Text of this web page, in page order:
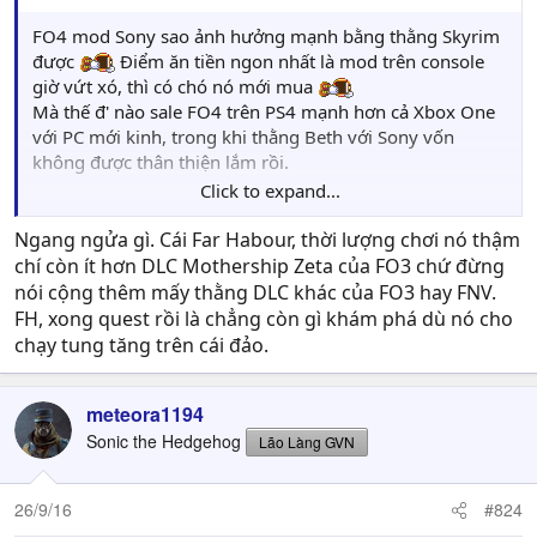
FO4 mod Sony sao ảnh hưởng mạnh bằng thằng Skyrim
được
Điểm ăn tiền ngon nhất là mod trên console
giờ vứt xó, thì có chó nó mới mua
Mà thế đ' nào sale FO4 trên PS4 mạnh hơn cả Xbox One
với PC mới kinh, trong khi thằng Beth với Sony vốn
không được thân thiện lắm rồi.
Mất tiền nhất vụ mời diễn viên về lồng tiếng thôi, từ đấy
giới hạn đủ thứ từ lời thoại, lựa chọn cho đến chất lượng
quest, làm kiểu gì cũng phải tính toán cho hợp với
budget bỏ ra.
Vụ enviroment storytelling thì vốn là mặt mạnh của Beth,
có từ trước đó lâu rồi.
Nói là ít chứ đống DLC story của FO4 cũng ngang ngửa
đâu, chán cái là story gần như chẳng có nhiều đóng góp
cho lore, trừ Far Harbour ra.
Click to expand...
Ngang ngửa gì. Cái Far Habour, thời lượng chơi nó thậm
chí còn ít hơn DLC Mothership Zeta của FO3 chứ đừng
nói cộng thêm mấy thằng DLC khác của FO3 hay FNV.
FH, xong quest rồi là chẳng còn gì khám phá dù nó cho
chạy tung tăng trên cái đảo.
meteora1194
Sonic the Hedgehog Lão Làng GVN
26/9/16 #824